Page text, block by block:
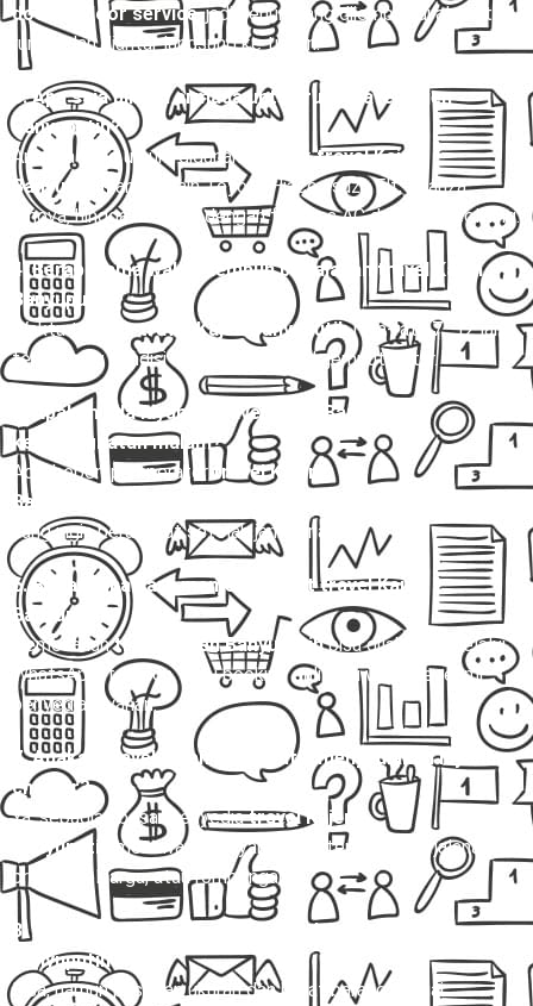
door to door service, jadi penumpang dijemput di alamat
rumah dan diantar langsung ke tujuan.
3. Apa saja pilihan armada untuk rute travel Kajen
Banyuputih?
Armada yang umum digunakan untuktravel Kajen
Banyuputih antara lain Toyota Hiace, Isuzu Elf, Avanza,
Innova, hingga bus mini dengan fasilitas AC dan kursi reclining.
4. Berapa lama waktu tempuh perjalanan travel Kajen
Banyuputih?
Waktu tempuhtravel Kajen Banyuputihrata-rata 7–12 jam,
tergantung kondisi lalu lintas dan titik jemput-antar.
5. Apakah ada layanan travel Kajen Banyuputih
keberangkatan malam?
Ada, beberapa operator travel Kajen
Banyuputih
yang ingin berangkat setelah jam kerja.
6. Bagaimana cara memesan tiket travel Kajen
Banyuputih?
Pemesanantravel Kajen Banyuputihbisa dilakukan melalui
WhatsApp, telepon, atau booking online di website resmi
penyedia layanan.
7. Apakah travel Kajen Banyuputih menyediakan layanan
charter?
Ya, sebagian besar penyediatravel Kajen
Banyuputih
menawarkan layanan charter untuk perjalanan
pribadi, keluarga, atau rombongan.
8. Apakah bisa membawa barang dalam travel Kajen
Banyuputih?
Bisa, namun pastikan ukuran dan berat barang sesuai